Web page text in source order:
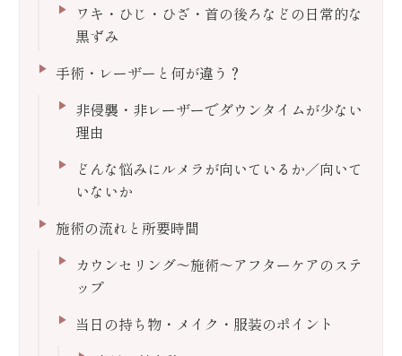
ワキ・ひじ・ひざ・首の後ろなどの日常的な
黒ずみ
手術・レーザーと何が違う？
非侵襲・非レーザーでダウンタイムが少ない
理由
どんな悩みにルメラが向いているか／向いて
いないか
施術の流れと所要時間
カウンセリング〜施術〜アフターケアのステ
ップ
当日の持ち物・メイク・服装のポイント